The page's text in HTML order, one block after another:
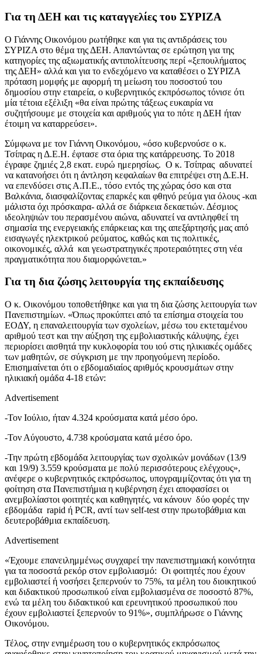
Για τη ΔΕΗ και τις καταγγελίες του ΣΥΡΙΖΑ
O Γιάννης Οικονόμου ρωτήθηκε και για τις αντιδράσεις του
ΣΥΡΙΖΑ στο θέμα της ΔΕΗ. Απαντώντας σε ερώτηση για της
κατηγορίες της αξιωματικής αντιπολίτευσης περί «ξεπουλήματος
της ΔΕΗ» αλλά και για το ενδεχόμενο να καταθέσει ο ΣΥΡΙΖΑ
πρόταση μομφής με αφορμή τη μείωση του ποσοστού του
δημοσίου στην εταιρεία, ο κυβερνητικός εκπρόσωπος τόνισε ότι
μία τέτοια εξέλιξη «θα είναι πρώτης τάξεως ευκαιρία να
συζητήσουμε με στοιχεία και αριθμούς για το πότε η ΔΕΗ ήταν
έτοιμη να καταρρεύσει».
Σύμφωνα με τον Γιάννη Οικονόμου, «όσο κυβερνούσε ο κ.
Τσίπρας η Δ.Ε.Η. έφτασε στα όρια της κατάρρευσης. Το 2018
έγραφε ζημιές 2,8 εκατ. ευρώ ημερησίως. Ο κ. Τσίπρας αδυνατεί
να κατανοήσει ότι η άντληση κεφαλαίων θα επιτρέψει στη Δ.Ε.Η.
να επενδύσει στις Α.Π.Ε., τόσο εντός της χώρας όσο και στα
Βαλκάνια, διασφαλίζοντας επαρκές και φθηνό ρεύμα για όλους -και
μάλιστα όχι πρόσκαιρα- αλλά σε διάρκεια δεκαετιών. Δέσμιος
ιδεοληψιών του περασμένου αιώνα, αδυνατεί να αντιληφθεί τη
σημασία της ενεργειακής επάρκειας και της απεξάρτησής μας από
εισαγωγές ηλεκτρικού ρεύματος, καθώς και τις πολιτικές,
οικονομικές, αλλά και γεωστρατηγικές προτεραιότητες στη νέα
πραγματικότητα που διαμορφώνεται.»
Για τη δια ζώσης λειτουργία της εκπαίδευσης
Ο κ. Οικονόμου τοποθετήθηκε και για τη δια ζώσης λειτουργία των
Πανεπιστημίων. «Όπως προκύπτει από τα επίσημα στοιχεία του
ΕΟΔΥ, η επαναλειτουργία των σχολείων, μέσω του εκτεταμένου
αριθμού τεστ και την αύξηση της εμβολιαστικής κάλυψης, έχει
περιορίσει αισθητά την κυκλοφορία του ιού στις ηλικιακές ομάδες
των μαθητών, σε σύγκριση με την προηγούμενη περίοδο.
Επισημαίνεται ότι ο εβδομαδιαίος αριθμός κρουσμάτων στην
ηλικιακή ομάδα 4-18 ετών:
Advertisement
-Τον Ιούλιο, ήταν 4.324 κρούσματα κατά μέσο όρο.
-Τον Αύγουστο, 4.738 κρούσματα κατά μέσο όρο.
-Την πρώτη εβδομάδα λειτουργίας των σχολικών μονάδων (13/9
και 19/9) 3.559 κρούσματα με πολύ περισσότερους ελέγχους»,
ανέφερε ο κυβερνητικός εκπρόσωπος, υπογραμμίζοντας ότι για τη
φοίτηση στα Πανεπιστήμια η κυβέρνηση έχει αποφασίσει οι
ανεμβολίαστοι φοιτητές και καθηγητές, να κάνουν δύο φορές την
εβδομάδα rapid ή PCR, αντί των self-test στην πρωτοβάθμια και
δευτεροβάθμια εκπαίδευση.
Advertisement
«Έχουμε επανειλημμένως συγχαρεί την πανεπιστημιακή κοινότητα
για τα ποσοστά ρεκόρ στον εμβολιασμό: Οι φοιτητές που έχουν
εμβολιαστεί ή νοσήσει ξεπερνούν το 75%, τα μέλη του διοικητικού
και διδακτικού προσωπικού είναι εμβολιασμένα σε ποσοστό 87%,
ενώ τα μέλη του διδακτικού και ερευνητικού προσωπικού που
έχουν εμβολιαστεί ξεπερνούν το 91%», συμπλήρωσε ο Γιάννης
Οικονόμου.
Τέλος, στην ενημέρωση του ο κυβερνητικός εκπρόσωπος